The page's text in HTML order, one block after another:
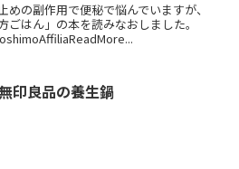
の副作用で便秘で悩んでいますが、
はん」の本を読みなおしました。
印良品の養生鍋